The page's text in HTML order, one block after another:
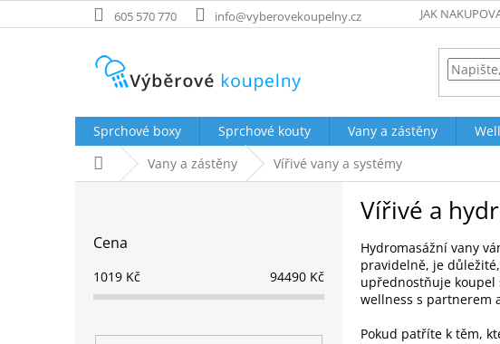
na
605 570 770 info@vyberovekoupelny.cz JAK
Sprchové boxy Sprchové kouty Vany a zástěny
Domů Vany a zástěny Vířivé vany a systémy
Cena
1019 Kč 94490 Kč
Vířivé a
Hydromasážní vany
pravidelně, je
upřednostňuje koupel
wellness s partnerem
Pokud patříte k těm,